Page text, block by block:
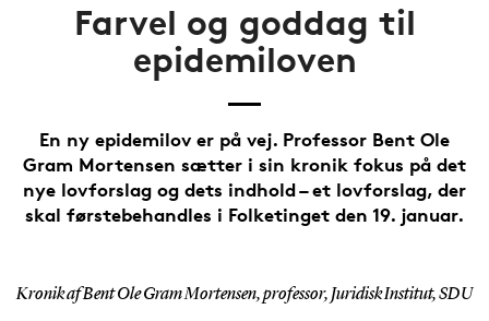
Farvel og goddag til
epidemiloven
En ny epidemilov er på vej. Professor Bent Ole
Gram Mortensen sætter i sin kronik fokus på det
nye lovforslag og dets indhold – et lovforslag, der
skal førstebehandles i Folketinget den 19. januar.
Kronik af Bent Ole Gram Mortensen, professor, Juridisk Institut, SDU